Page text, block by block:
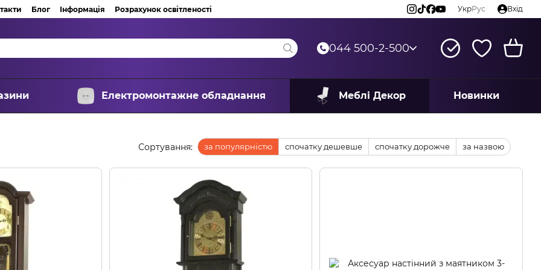
Блог Інформація Розрахунок освітленості УкрРус Вхід
044 500-2-500
Електромонтажне обладнання Меблі Декор Новинки
Сортування: за популярністю спочатку дешевше спочатку дорожче за назвою